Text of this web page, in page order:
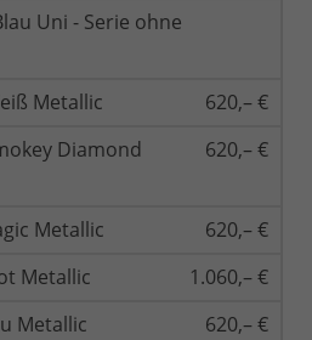
Uni - Serie ohne
Metallic 620,– €
Diamond
620,– €
Metallic 620,– €
Metallic 1.060,– €
Metallic 620,– €